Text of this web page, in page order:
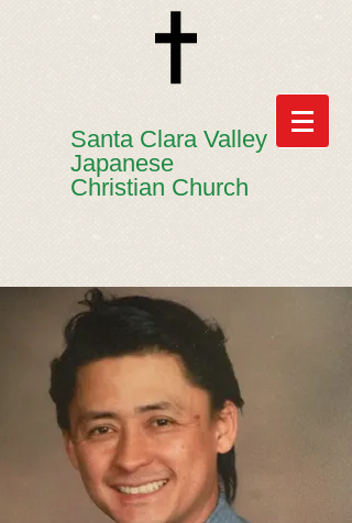
​​Santa Clara Valley
Japanese
Christian Church